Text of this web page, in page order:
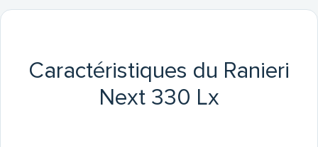
Caractéristiques du Ranieri
Next 330 Lx